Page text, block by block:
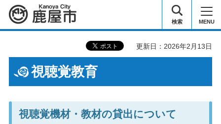
鹿屋市 検索 MENU
更新日：2026年2月13日
視聴覚教育
視聴覚機材・教材の貸出について